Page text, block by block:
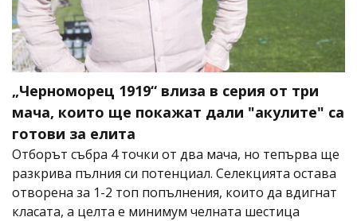
„Черноморец 1919“ влиза в серия от три
мача, които ще покажат дали "акулите" са
готови за елита
Отборът събра 4 точки от два мача, но тепърва ще
разкрива пълния си потенциал. Селекцията остава
отворена за 1-2 топ попълнения, които да вдигнат
класата, а целта е минимум челната шестица